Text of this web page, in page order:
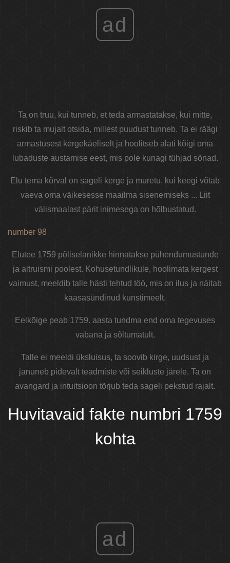
ad
Ta on truu, kui tunneb, et teda armastatakse, kui mitte,
riskib ta mujalt otsida, millest puudust tunneb. Ta ei räägi
armastusest kergekäeliselt ja hoolitseb alati kõigi oma
lubaduste austamise eest, mis pole kunagi tühjad sõnad.
Elu tema kõrval on sageli kerge ja muretu, kui keegi võtab
vaeva oma väikesesse maailma sisenemiseks ... Liit
välismaalast pärit inimesega on hõlbustatud.
number 98
Elutee 1759 põliselanikke hinnatakse pühendumustunde
ja altruismi poolest. Kohusetundlikule, hoolimata kergest
vaimust, meeldib talle hästi tehtud töö, mis on ilus ja näitab
kaasasündinud kunstimeelt.
Eelkõige peab 1759. aasta tundma end oma tegevuses
vabana ja sõltumatult.
Talle ei meeldi üksluisus, ta soovib kirge, uudsust ja
januneb pidevalt teadmiste või seikluste järele. Ta on
avangard ja intuitsioon tõrjub teda sageli pekstud rajalt.
Huvitavaid fakte numbri 1759
kohta
ad